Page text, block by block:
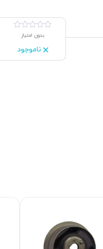
بدون امتیاز
ناموجود